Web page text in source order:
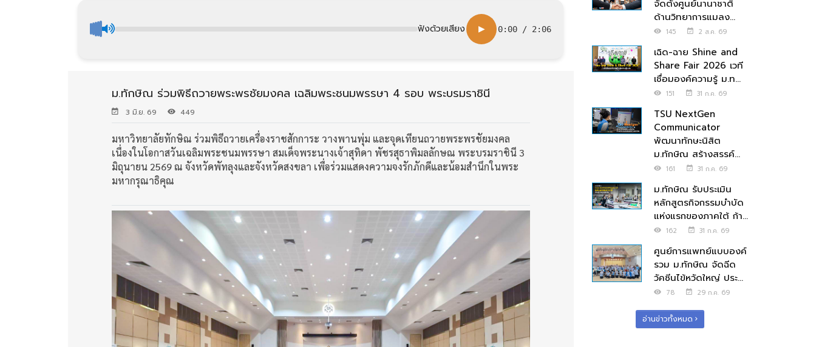
ฟังด้วยเสียง ▶ 0:00 / 2:06
ม.ทักษิณ ร่วมพิธีถวายพระพรชัยมงคล เฉลิมพระชนมพรรษา 4 รอบ พระบรมราชินี
3 มิ.ย. 69 449
มหาวิทยาลัยทักษิณ ร่วมพิธีถวายเครื่องราชสักการะ วางพานพุ่ม และจุดเทียนถวายพระพรชัยมงคล
เนื่องในโอกาสวันเฉลิมพระชนมพรรษา สมเด็จพระนางเจ้าสุทิดา พัชรสุธาพิมลลักษณ พระบรมราชินี 3
มิถุนายน 2569 ณ จังหวัดพัทลุงและจังหวัดสงขลา เพื่อร่วมแสดงความจงรักภักดีและน้อมสำนึกในพระ
มหากรุณาธิคุณ
จัดตั้งศูนย์นานาชาติ
ด้านวิทยาการแมลง...
145 2 ส.ค. 69
เฉิด-ฉาย Shine and
Share Fair 2026 เวที
เชื่อมองค์ความรู้ ม.ท...
151 31 ก.ค. 69
TSU NextGen
Communicator
พัฒนาทักษะนิสิต
ม.ทักษิณ สร้างสรรค์...
161 31 ก.ค. 69
ม.ทักษิณ รับประเมิน
หลักสูตรกิจกรรมบำบัด
แห่งแรกของภาคใต้ ก้า...
162 31 ก.ค. 69
ศูนย์การแพทย์แบบองค์
รวม ม.ทักษิณ จัดฉีด
วัคซีนไข้หวัดใหญ่ ประ...
78 29 ก.ค. 69
อ่านข่าวทั้งหมด